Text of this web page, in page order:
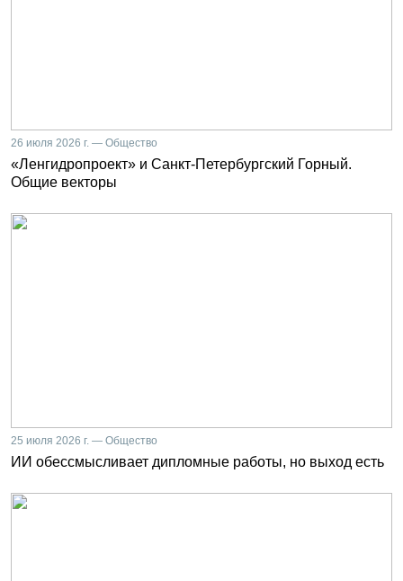
26 июля 2026 г. — Общество
«Ленгидропроект» и Санкт-Петербургский Горный.
Общие векторы
25 июля 2026 г. — Общество
ИИ обессмысливает дипломные работы, но выход есть